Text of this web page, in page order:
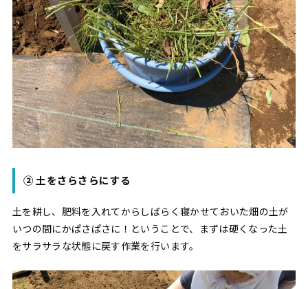
② 土をさらさらにする
土を耕し、肥料を入れてからしばらく寝かせておいた畑の土が
いつの間にかぱさぱさに！ということで、まずは硬くなった土
をサラサラな状態に戻す作業を行います。